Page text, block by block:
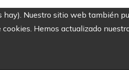
Nuestro sitio web también
Hemos actualizado